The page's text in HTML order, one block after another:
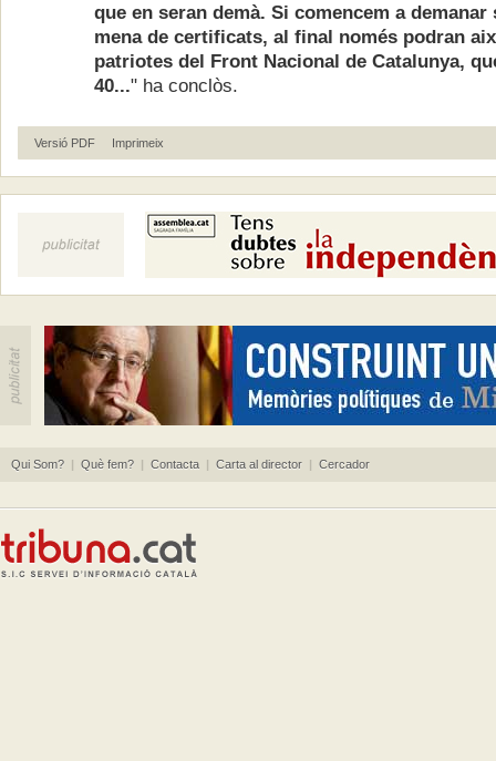
que en seran demà. Si comencem a demanar
mena de certificats, al final només podran
patriotes del Front Nacional de Catalunya,
40..." ha conclòs.
Versió PDF Imprimeix
Qui Som? | Què fem? | Contacta | Carta al director | Cercador